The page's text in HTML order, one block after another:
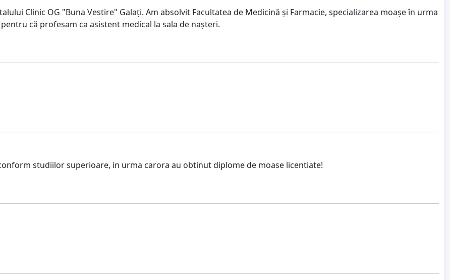
Clinic OG "Buna Vestire" Galați. Am absolvit Facultatea de Medicină și Farmacie, specializarea moașe în urma
că profesam ca asistent medical la sala de nașteri.
studiilor superioare, in urma carora au obtinut diplome de moase licentiate!